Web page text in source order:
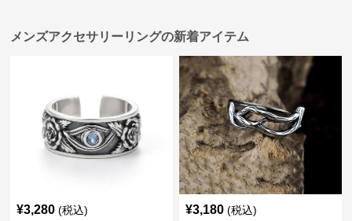
メンズアクセサリーリングの新着アイテム
¥3,280 (税込) ¥3,180 (税込)